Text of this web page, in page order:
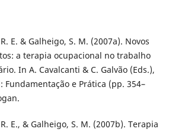
E. & Galheigo, S. M. (2007a). Novos
a terapia ocupacional no trabalho
In A. Cavalcanti & C. Galvão (Eds.),
Fundamentação e Prática (pp. 354–
E., & Galheigo, S. M. (2007b). Terapia